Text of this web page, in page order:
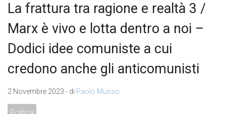
La frattura tra ragione e realtà 3 /
Marx è vivo e lotta dentro a noi –
Dodici idee comuniste a cui
credono anche gli anticomunisti
2 Novembre 2023 - di Paolo Musso